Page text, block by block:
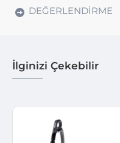
DEĞERLENDIRME
İlginizi Çekebilir